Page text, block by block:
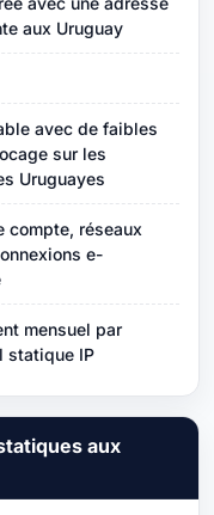
aux Uruguay
avec de faibles
sur les
Uruguayes
compte, réseaux
e-
mensuel par
statique IP
aux